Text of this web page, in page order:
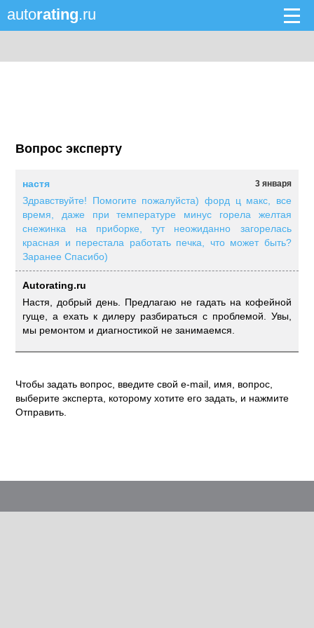
autorating.ru
Вопрос эксперту
3 января
настя
Здравствуйте! Помогите пожалуйста) форд ц макс, все
время, даже при температуре минус горела желтая
снежинка на приборке, тут неожиданно загорелась
красная и перестала работать печка, что может быть?
Заранее Спасибо)
Autorating.ru
Настя, добрый день. Предлагаю не гадать на кофейной
гуще, а ехать к дилеру разбираться с проблемой. Увы,
мы ремонтом и диагностикой не занимаемся.
Чтобы задать вопрос, введите свой e-mail, имя, вопрос,
выберите эксперта, которому хотите его задать, и нажмите
Отправить.